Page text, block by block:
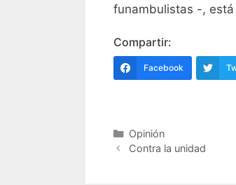
funambulistas -,
Compartir:
Facebook
Categorías
Opinión
Navegación
Contra la unidad